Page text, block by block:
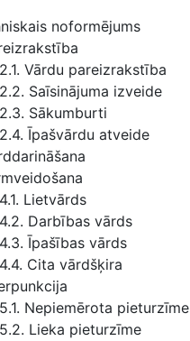
noformējums
2.1. Vārdu pareizrakstība
2.2. Saīsinājuma izveide
2.3. Sākumburti
2.4. Īpašvārdu atveide
4.1. Lietvārds
4.2. Darbības vārds
4.3. Īpašības vārds
4.4. Cita vārdšķira
5.1. Nepiemērota pieturzīme
5.2. Lieka pieturzīme